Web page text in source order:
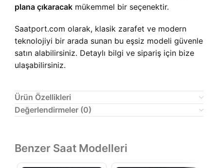
plana çıkaracak mükemmel bir seçenektir.
Saatport.com olarak, klasik zarafet ve modern
teknolojiyi bir arada sunan bu eşsiz modeli güvenle
satın alabilirsiniz. Detaylı bilgi ve sipariş için bize
ulaşabilirsiniz.
Ürün Özellikleri
Değerlendirmeler (0)
Benzer Saat Modelleri